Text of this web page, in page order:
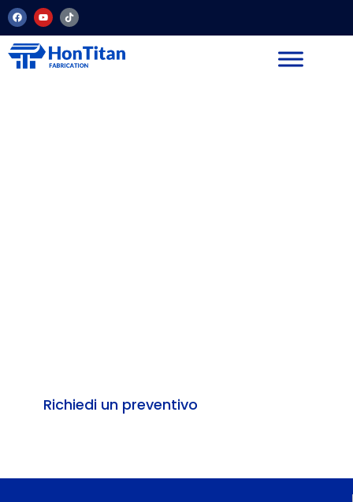
Richiedi un preventivo